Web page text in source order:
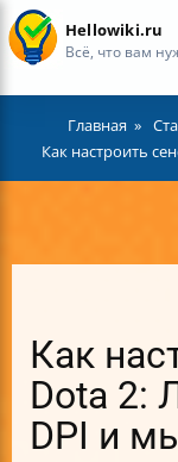
Hellowiki.ru
Всё, что вам
Главная
Как настроить
Как
Dota 2:
DPI и